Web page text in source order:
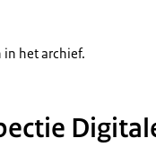
in hetarchief.